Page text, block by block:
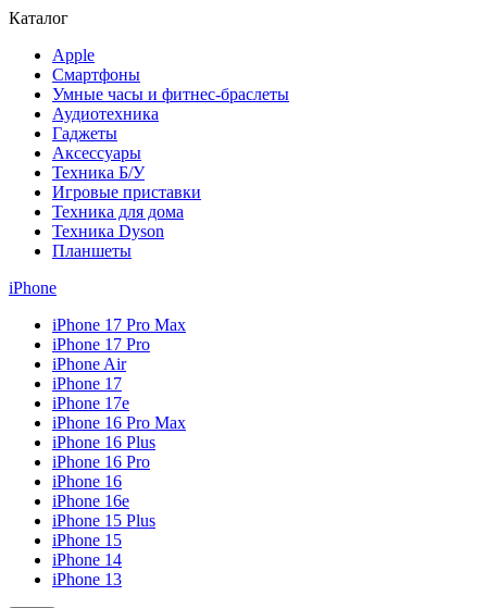
Каталог
Apple
Смартфоны
Умные часы и фитнес-браслеты
Аудиотехника
Гаджеты
Аксессуары
Техника Б/У
Игровые приставки
Техника для дома
Техника Dyson
Планшеты
iPhone
iPhone 17 Pro Max
iPhone 17 Pro
iPhone Air
iPhone 17
iPhone 17e
iPhone 16 Pro Max
iPhone 16 Plus
iPhone 16 Pro
iPhone 16
iPhone 16e
iPhone 15 Plus
iPhone 15
iPhone 14
iPhone 13